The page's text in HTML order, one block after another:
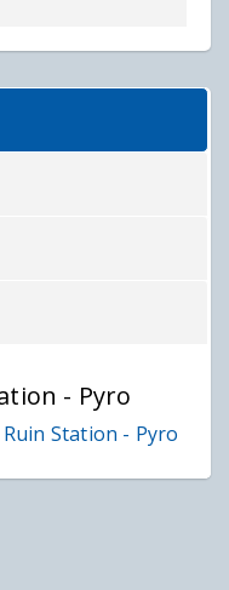
- Pyro
Station - Pyro